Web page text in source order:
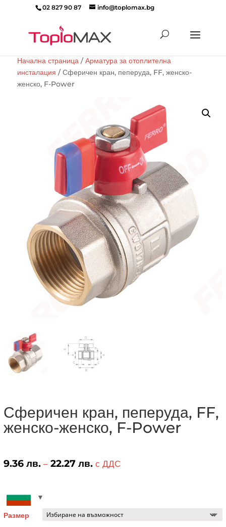
02 827 90 87 info@toplomax.bg
search
Начална страница/Арматура за отоплителна
инсталация / Сферичен кран, пеперуда, FF, женско-
женско, F-Power
Сферичен кран, пеперуда, FF,
женско-женско, F-Power
9.36 лв. – 22.27 лв.Price
с ДДС
Размер